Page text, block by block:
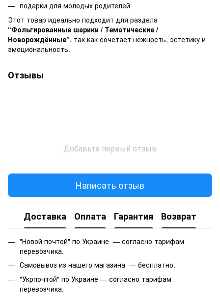
подарки для молодых родителей
Этот товар идеально подходит для раздела
“Фольгированные шарики / Тематические /
Новорождённые”, так как сочетает нежность, эстетику и
эмоциональность.
Отзывы
Добавьте первый отзыв
Написать отзыв
Доставка Оплата Гарантия Возврат
"Новой почтой" по Украине — согласно тарифам
перевозчика.
Самовывоз из нашего магазина — бесплатно.
"Укрпочтой" по Украине — согласно тарифам
перевозчика.